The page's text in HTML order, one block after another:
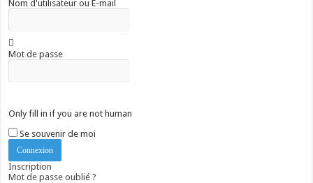
Nom d'utilisateur ou E-mail
Mot de passe
Only fill in if you are not human
Se souvenir de moi
Inscription
Mot de passe oublié ?